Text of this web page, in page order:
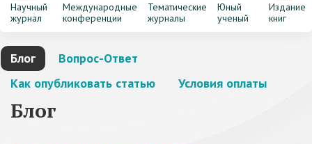
Научный
журнал
Международные
конференции
Тематические
журналы
Юный
ученый
Издание
книг
Блог
Вопрос-Ответ
Как опубликовать статью
Условия оплаты
Блог